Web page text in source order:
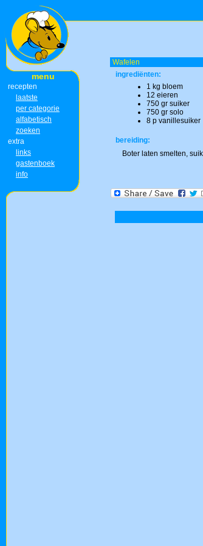
menu
recepten
laatste
per categorie
alfabetisch
zoeken
extra
links
gastenboek
info
Wafelen
ingrediënten:
1 kg bloem
12 eieren
750 gr suiker
750 gr solo
8 p vanillesuiker
bereiding:
Boter laten smelten,